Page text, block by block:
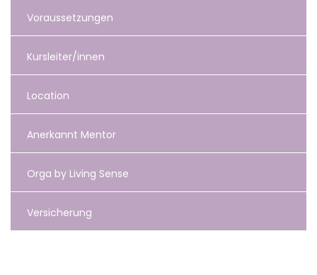
Voraussetzungen
Kursleiter/innen
Location
Anerkannt Mentor
Orga by Living Sense
Versicherung